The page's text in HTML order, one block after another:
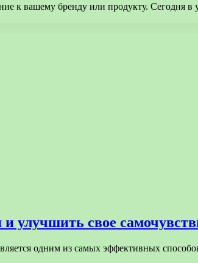
к вашему бренду или продукту. Сегодня
улучшить свое
одним из самых эффективных